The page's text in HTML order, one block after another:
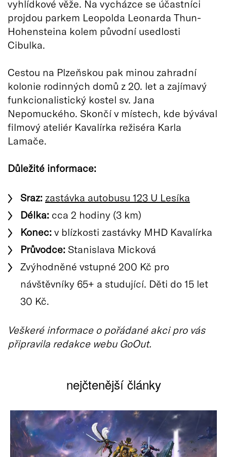
vyhlídkové věže. Na vycházce se účastníci
projdou parkem Leopolda Leonarda Thun-
Hohensteina kolem původní usedlosti
Cibulka.
Cestou na Plzeňskou pak minou zahradní
kolonie rodinných domů z 20. let a zajímavý
funkcionalistický kostel sv. Jana
Nepomuckého. Skončí v místech, kde bývával
filmový ateliér Kavalírka režiséra Karla
Lamače.
Důležité informace:
Sraz: zastávka autobusu 123 U Lesíka
Délka: cca 2 hodiny (3 km)
Konec: v blízkosti zastávky MHD Kavalírka
Průvodce: Stanislava Micková
Zvýhodněné vstupné 200 Kč pro
návštěvníky 65+ a studující. Děti do 15 let
30 Kč.
Veškeré informace o pořádané akci pro vás
připravila redakce webu GoOut.
nejčtenější články